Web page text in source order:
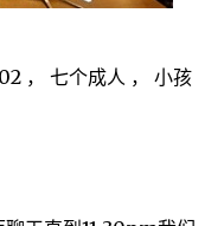
， 七个成人 ， 小孩